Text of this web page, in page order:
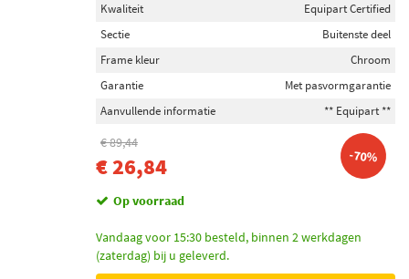
Kwaliteit
Equipart Certified
Sectie
Buitenste deel
Frame kleur
Chroom
Garantie
Met pasvormgarantie
Aanvullende informatie
** Equipart **
€ 89,44
€ 26,84 -70%
Op voorraad
Vandaag voor 15:30 besteld, binnen 2 werkdagen
(zaterdag) bij u geleverd.